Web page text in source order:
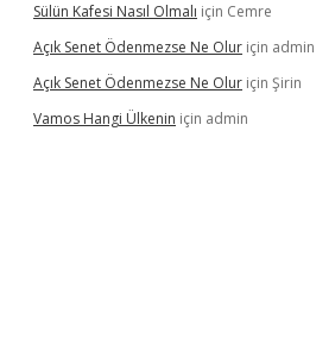
Sülün Kafesi Nasıl Olmalı için Cemre
Açık Senet Ödenmezse Ne Olur için admin
Açık Senet Ödenmezse Ne Olur için Şirin
Vamos Hangi Ülkenin için admin